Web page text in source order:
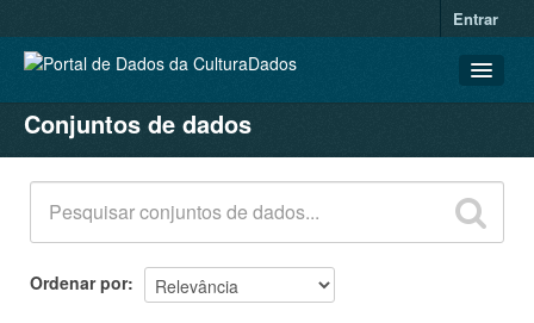
Entrar
CONJUNTOS DE DADOS
ORGANIZAÇÕES
GRUPOS
SOBRE
Conjuntos de dados
Ordenar por